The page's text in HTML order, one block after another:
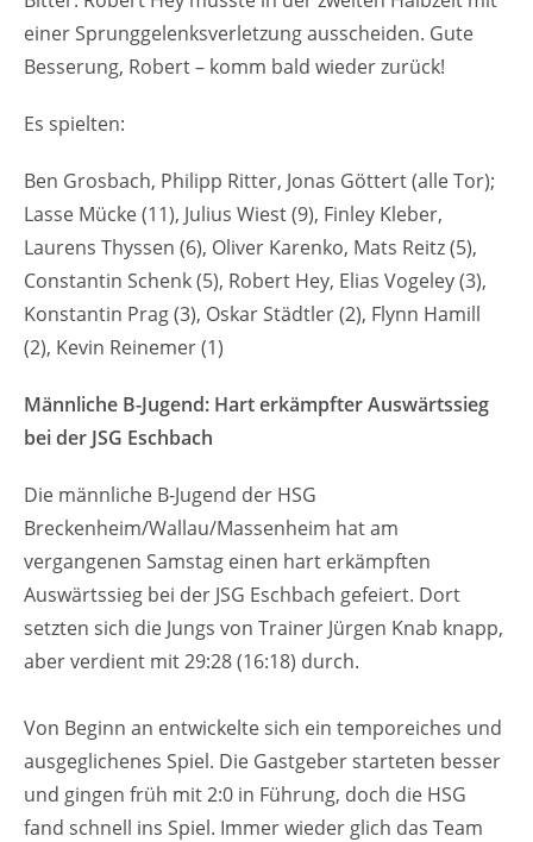
einer Sprunggelenksverletzung ausscheiden. Gute
Besserung, Robert – komm bald wieder zurück!
Es spielten:
Ben Grosbach, Philipp Ritter, Jonas Göttert (alle Tor);
Lasse Mücke (11), Julius Wiest (9), Finley Kleber,
Laurens Thyssen (6), Oliver Karenko, Mats Reitz (5),
Constantin Schenk (5), Robert Hey, Elias Vogeley (3),
Konstantin Prag (3), Oskar Städtler (2), Flynn Hamill
(2), Kevin Reinemer (1)
Männliche B-Jugend: Hart erkämpfter Auswärtssieg
bei der JSG Eschbach
Die männliche B-Jugend der HSG
Breckenheim/Wallau/Massenheim hat am
vergangenen Samstag einen hart erkämpften
Auswärtssieg bei der JSG Eschbach gefeiert. Dort
setzten sich die Jungs von Trainer Jürgen Knab knapp,
aber verdient mit 29:28 (16:18) durch.
Von Beginn an entwickelte sich ein temporeiches und
ausgeglichenes Spiel. Die Gastgeber starteten besser
und gingen früh mit 2:0 in Führung, doch die HSG
fand schnell ins Spiel. Immer wieder glich das Team